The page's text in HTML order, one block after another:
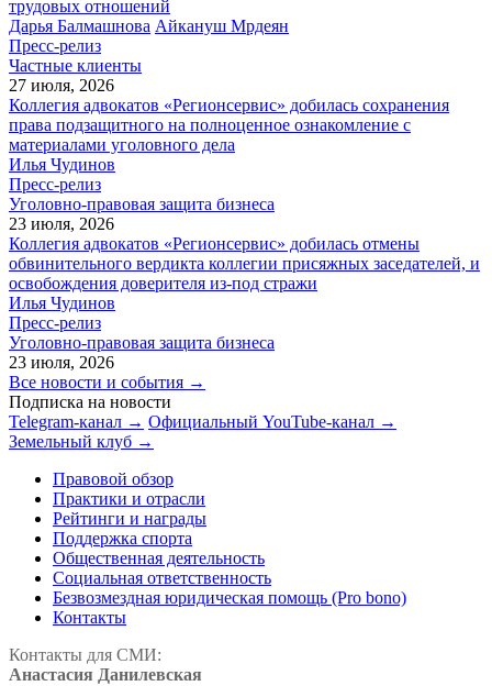
трудовых отношений
Дарья Балмашнова Айкануш Мрдеян
Пресс-релиз
Частные клиенты
27 июля, 2026
Коллегия адвокатов «Регионсервис» добилась сохранения
права подзащитного на полноценное ознакомление с
материалами уголовного дела
Илья Чудинов
Пресс-релиз
Уголовно-правовая защита бизнеса
23 июля, 2026
Коллегия адвокатов «Регионсервис» добилась отмены
обвинительного вердикта коллегии присяжных заседателей, и
освобождения доверителя из-под стражи
Илья Чудинов
Пресс-релиз
Уголовно-правовая защита бизнеса
23 июля, 2026
Все новости и события →
Подписка на новости
Telegram-канал → Официальный YouTube-канал →
Земельный клуб →
Правовой обзор
Практики и отрасли
Рейтинги и награды
Поддержка спорта
Общественная деятельность
Социальная ответственность
Безвозмездная юридическая помощь (Pro bono)
Контакты
Контакты для СМИ:
Анастасия Данилевская